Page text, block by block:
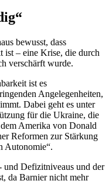
bewusst, dass
ist – eine Krise, die durch
verschärft wurde.
ist es
Angelegenheiten,
Dabei geht es unter
für die Ukraine, die
Amerika von Donald
Reformen zur Stärkung
Autonomie“.
und Defizitniveaus und der
da Barnier nicht mehr